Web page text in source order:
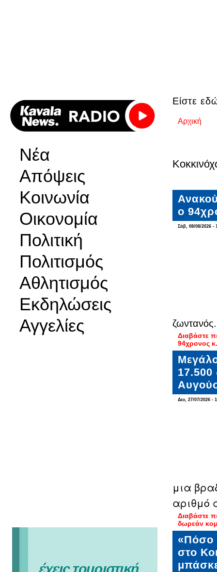
Νέα
Απόψεις
Κοινωνία
Οικονομία
Πολιτική
Πολιτισμός
Αθλητισμός
Εκδηλώσεις
Αγγελίες
Είστε
Αρχική
ο
Σάβ, 08/08/2026 -
ζωντανός.
Διαβάστε
94χρονος
17.500
Δευ, 27/07/2026 -
μια
αριθμό
Διαβάστε
δωρεάν
«Πόσο
στο